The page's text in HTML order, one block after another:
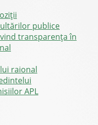
publice
transparenţa în
raional
APL